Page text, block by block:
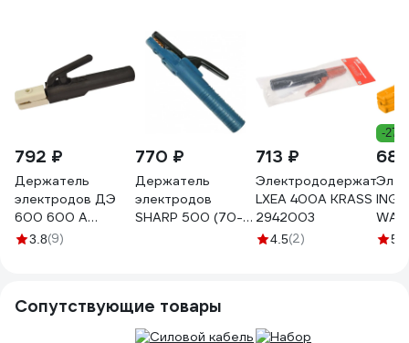
792 ₽
Держатель
электродов ДЭ
600 600 А
ДИОЛД 90311002
3.8(9)
770 ₽
Держатель
электродов
SHARP 500 (70-
713 ₽
Электрододержатель
LXEA 400А KRASS
2942003
4.5(2)
-27%
5
Сопутствующие товары